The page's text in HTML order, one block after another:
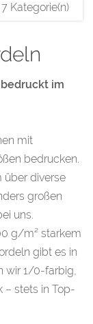
7 Kategorie(n)
im
mit
bedrucken.
über diverse
großen
uns.
g/m² starkem
gibt es in
wir 1/0-farbig,
stets in Top-